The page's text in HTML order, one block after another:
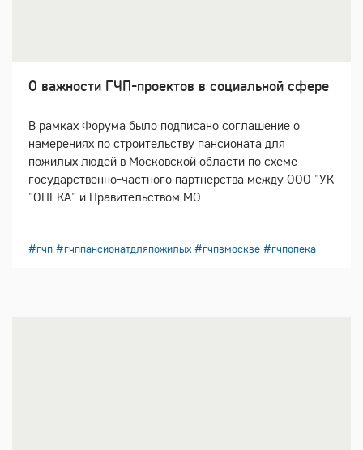
О важности ГЧП-проектов в социальной сфере
В рамках Форума было подписано соглашение о
намерениях по строительству пансионата для
пожилых людей в Московской области по схеме
государственно-частного партнерства между ООО "УК
"ОПЕКА" и Правительством МО.
#гчп #гчппансионатдляпожилых #гчпвмоскве #гчпопека